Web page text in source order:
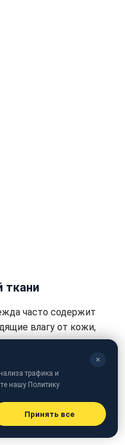
ткани
часто содержит
влагу от кожи,
тела и даже
излучение.
если за
в частности -
или верхней
✕
трафика и
нашу Политику
Принять все